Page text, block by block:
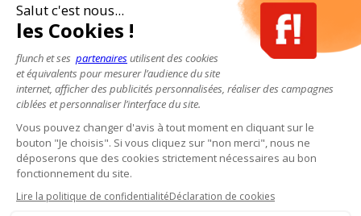
Salut c'est nous...
les Cookies !
flunch et ses partenairesutilisent des cookies
et équivalents pour mesurer l’audience du site
internet, afficher des publicités personnalisées, réaliser des campagnes
ciblées et personnaliser l’interface du site.
Vous pouvez changer d'avis à tout moment en cliquant sur le
bouton "Je choisis". Si vous cliquez sur "non merci", nous ne
déposerons que des cookies strictement nécessaires au bon
fonctionnement du site.
Lire la politique de confidentialitéDéclaration de cookies